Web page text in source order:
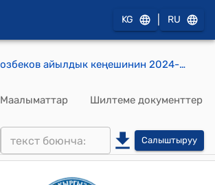
KG RU
Орозбеков айылдык кеңешинин 2024-жылдын 18-апрелиндеги №12 "Орозбеков айылынын Геологдор көчөсүнө төмөнкү басымдагы газ түтүктөрүн тартууга уруксат берүү жөнүндө" токтому
Маалыматтар Шилтеме документтер
Салыштыруу